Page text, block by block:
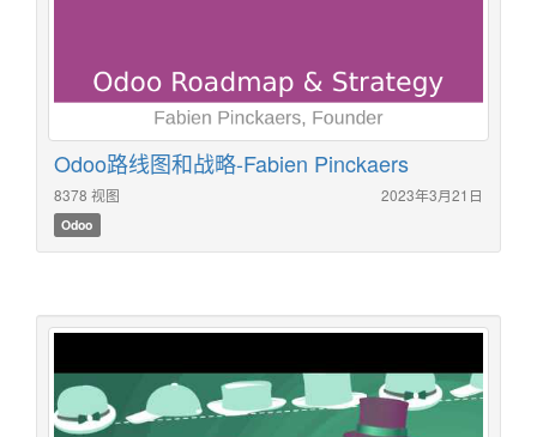
Odoo路线图和战略-Fabien Pinckaers
8378 视图 2023年3月21日
Odoo